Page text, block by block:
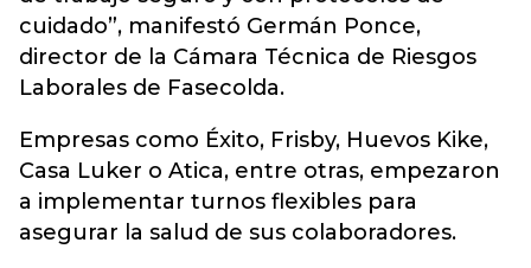
cuidado”, manifestó Germán Ponce,
director de la Cámara Técnica de Riesgos
Laborales de Fasecolda.
Empresas como Éxito, Frisby, Huevos Kike,
Casa Luker o Atica, entre otras, empezaron
a implementar turnos flexibles para
asegurar la salud de sus colaboradores.